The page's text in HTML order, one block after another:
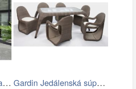
Hartman DION sedacia súprava - Čierna… Gardin Jedálenská súprava FOX hnedá Mdum